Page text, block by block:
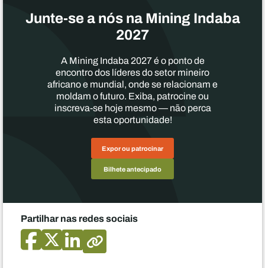
Junte-se a nós na Mining Indaba
2027
A Mining Indaba 2027 é o ponto de
encontro dos líderes do setor mineiro
africano e mundial, onde se relacionam e
moldam o futuro. Exiba, patrocine ou
inscreva-se hoje mesmo — não perca
esta oportunidade!
Expor ou patrocinar
Bilhete antecipado
Partilhar nas redes sociais